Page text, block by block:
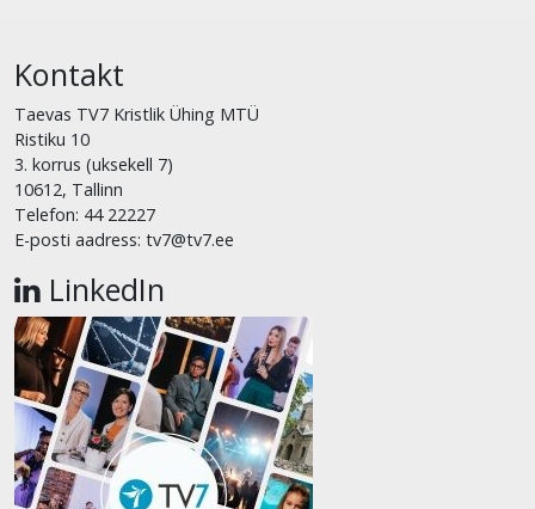
Kontakt
Taevas TV7 Kristlik Ühing MTÜ
Ristiku 10
3. korrus (uksekell 7)
10612, Tallinn
Telefon: 44 22227
E-posti aadress: tv7@tv7.ee
LinkedIn